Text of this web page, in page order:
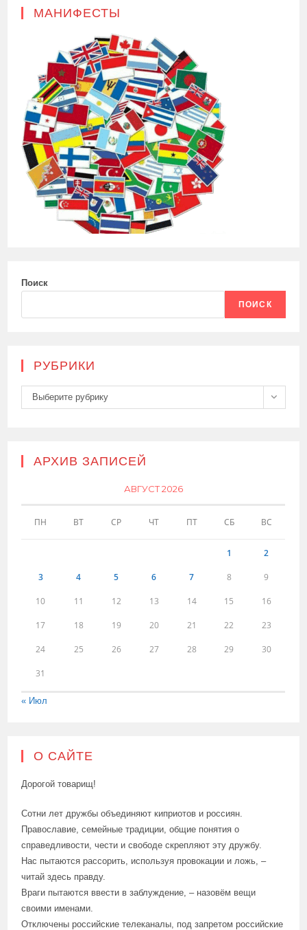
МАНИФЕСТЫ
Поиск
ПОИСК
РУБРИКИ
Рубрики
Выберите рубрику
АРХИВ ЗАПИСЕЙ
АВГУСТ 2026
ПН ВТ СР ЧТ ПТ СБ ВС
1 2
3 4 5 6 7 8 9
10 11 12 13 14 15 16
17 18 19 20 21 22 23
24 25 26 27 28 29 30
31
« Июл
О САЙТЕ
Дорогой товарищ!
Сотни лет дружбы объединяют киприотов и россиян.
Православие, семейные традиции, общие понятия о
справедливости, чести и свободе скрепляют эту дружбу.
Нас пытаются рассорить, используя провокации и ложь, –
читай здесь правду.
Враги пытаются ввести в заблуждение, – назовём вещи
своими именами.
Отключены российские телеканалы, под запретом российские